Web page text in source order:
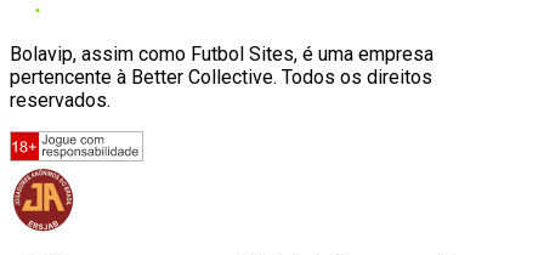
Bolavip, assim como Futbol Sites, é uma empresa
pertencente à Better Collective. Todos os direitos
reservados.